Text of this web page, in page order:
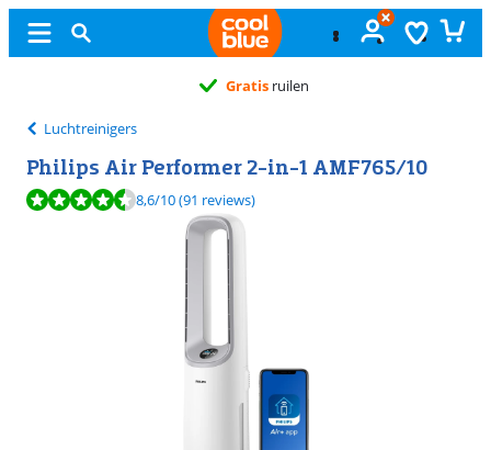
Gratis ruilen
Luchtreinigers
Philips Air Performer 2-in-1 AMF765/10
Beoordeling is 8,6 van de 10, gebaseerd op 91 reviews.
8,6/10(91 reviews)